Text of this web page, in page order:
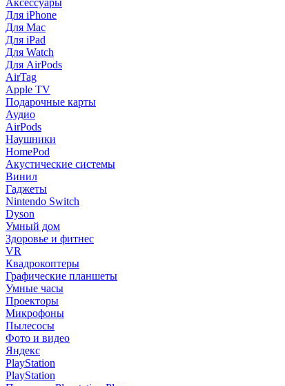
Аксессуары
Для iPhone
Для Mac
Для iPad
Для Watch
Для AirPods
AirTag
Apple TV
Подарочные карты
Аудио
AirPods
Наушники
HomePod
Акустические системы
Винил
Гаджеты
Nintendo Switch
Dyson
Умный дом
Здоровье и фитнес
VR
Квадрокоптеры
Графические планшеты
Умные часы
Проекторы
Микрофоны
Пылесосы
Фото и видео
Яндекс
PlayStation
PlayStation